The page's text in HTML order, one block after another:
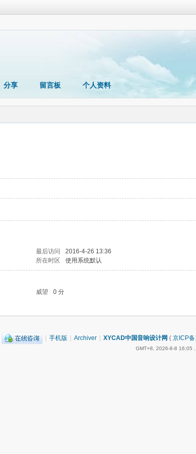
分享 留言板 个人资料
最后访问
2016-4-26 13:36
所在时区 使用系统默认
威望
0 分
| 手机版 | Archiver | XYCAD中国音响设计网 ( 京ICP
GMT+8, 2026-8-8 16:05